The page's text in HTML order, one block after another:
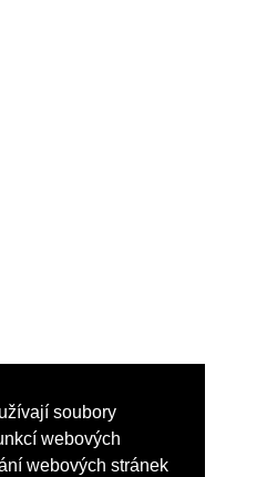
soubory
webových
webových stránek